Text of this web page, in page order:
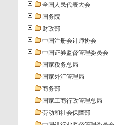
全国人民代表大会
国务院
财政部
中国注册会计师协会
中国证券监督管理委员会
国家税务总局
国家外汇管理局
商务部
国家工商行政管理总局
劳动和社会保障部